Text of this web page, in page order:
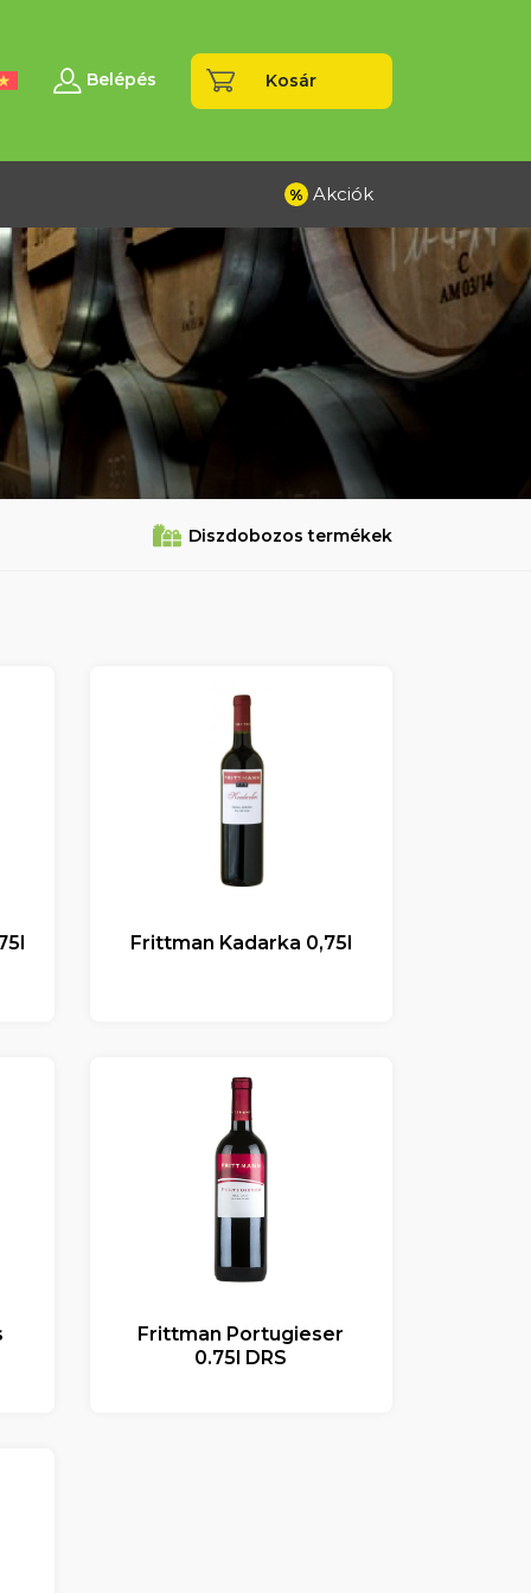
Belépés Kosár
% Akciók
Diszdobozos termékek
Frittman Kadarka 0,75l
Frittman Portugieser
0.75l DRS